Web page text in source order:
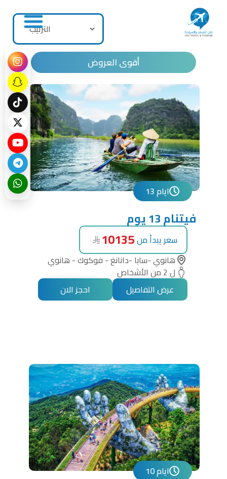
أقوى العروض
13 ايام
فيتنام 13 يوم
10135سعر يبدأ من
هانوي -سابا -دانانغ - فوكوك - هانوي
ل 2 من الأشخاص
احجز الان
عرض التفاصيل
10 ايام